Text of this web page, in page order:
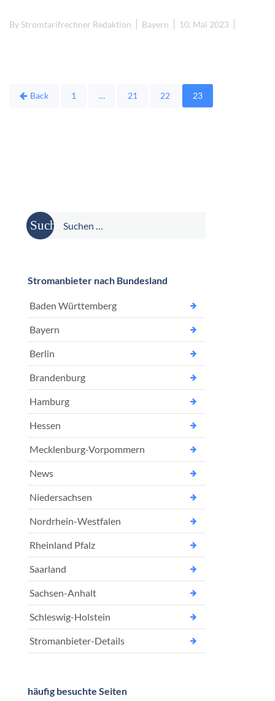
By Stromtarifrechner Redaktion Bayern 10. Mai 2023
Seitennummerierung
Back 1 … 21 22 23
Suche
nach:
Stromanbieter nach Bundesland
Baden Württemberg
Bayern
Berlin
Brandenburg
Hamburg
Hessen
Mecklenburg-Vorpommern
News
Niedersachsen
Nordrhein-Westfalen
Rheinland Pfalz
Saarland
Sachsen-Anhalt
Schleswig-Holstein
Stromanbieter-Details
häufig besuchte Seiten